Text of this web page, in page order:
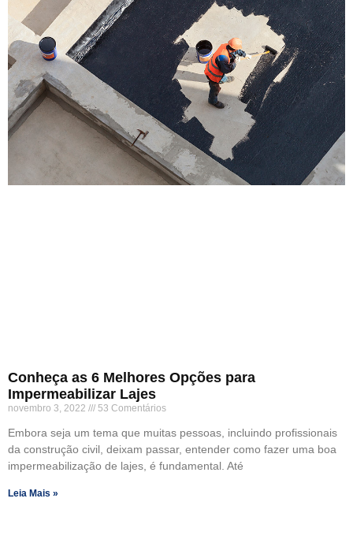
Conheça as 6 Melhores Opções para
Impermeabilizar Lajes
novembro 3, 2022 53 Comentários
Embora seja um tema que muitas pessoas, incluindo profissionais
da construção civil, deixam passar, entender como fazer uma boa
impermeabilização de lajes, é fundamental. Até
Leia Mais »